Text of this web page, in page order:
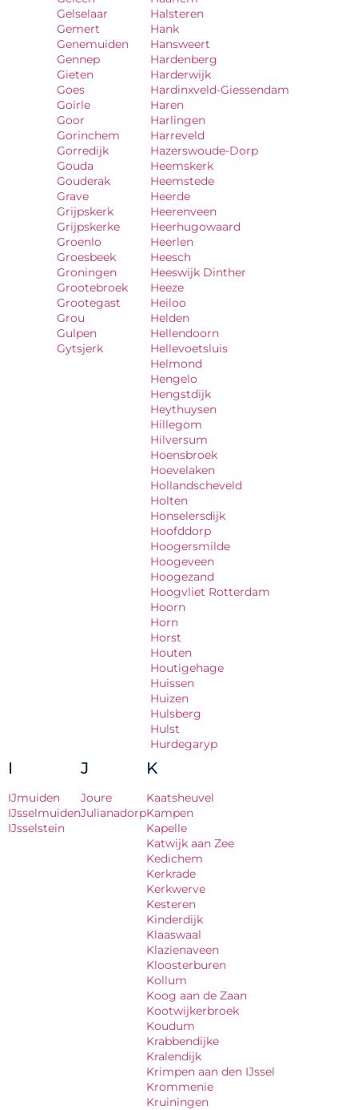
Gelselaar
Gemert
Genemuiden
Gennep
Gieten
Goes
Goirle
Goor
Gorinchem
Gorredijk
Gouda
Gouderak
Grave
Grijpskerk
Grijpskerke
Groenlo
Groesbeek
Groningen
Grootebroek
Grootegast
Grou
Gulpen
Gytsjerk
Halsteren
Hank
Hansweert
Hardenberg
Harderwijk
Hardinxveld-Giessendam
Haren
Harlingen
Harreveld
Hazerswoude-Dorp
Heemskerk
Heemstede
Heerde
Heerenveen
Heerhugowaard
Heerlen
Heesch
Heeswijk Dinther
Heeze
Heiloo
Helden
Hellendoorn
Hellevoetsluis
Helmond
Hengelo
Hengstdijk
Heythuysen
Hillegom
Hilversum
Hoensbroek
Hoevelaken
Hollandscheveld
Holten
Honselersdijk
Hoofddorp
Hoogersmilde
Hoogeveen
Hoogezand
Hoogvliet Rotterdam
Hoorn
Horn
Horst
Houten
Houtigehage
Huissen
Huizen
Hulsberg
Hulst
Hurdegaryp
I
IJmuiden
IJsselmuiden
IJsselstein
J
Joure
Julianadorp
K
Kaatsheuvel
Kampen
Kapelle
Katwijk aan Zee
Kedichem
Kerkrade
Kerkwerve
Kesteren
Kinderdijk
Klaaswaal
Klazienaveen
Kloosterburen
Kollum
Koog aan de Zaan
Kootwijkerbroek
Koudum
Krabbendijke
Kralendijk
Krimpen aan den IJssel
Krommenie
Kruiningen